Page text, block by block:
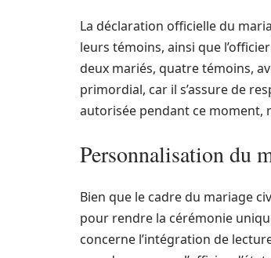
La déclaration officielle du
leurs témoins, ainsi que
deux mariés, quatre témoins,
primordial, car il s’assure de
autorisée pendant ce moment,
Personnalisation du
Bien que le cadre du mariage
pour rendre la cérémonie
concerne l’intégration de